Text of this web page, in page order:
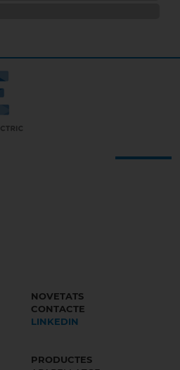
NOVETATS
CONTACTE
LINKEDIN
PRODUCTES